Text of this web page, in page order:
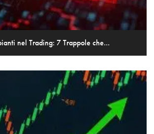
nel Trading: 7 Trappole che...